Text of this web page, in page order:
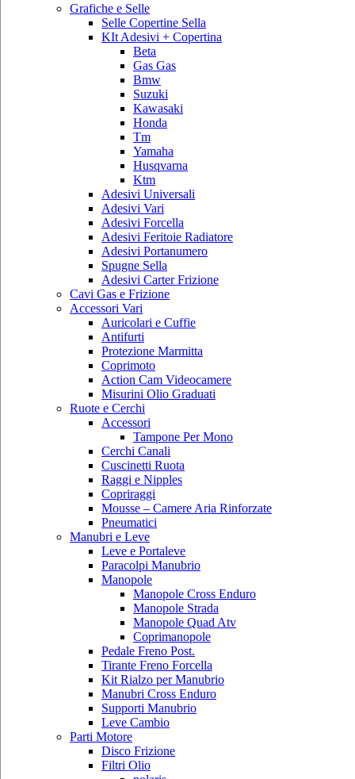
Grafiche e Selle
Selle Copertine Sella
KIt Adesivi + Copertina
Beta
Gas Gas
Bmw
Suzuki
Kawasaki
Honda
Tm
Yamaha
Husqvarna
Ktm
Adesivi Universali
Adesivi Vari
Adesivi Forcella
Adesivi Feritoie Radiatore
Adesivi Portanumero
Spugne Sella
Adesivi Carter Frizione
Cavi Gas e Frizione
Accessori Vari
Auricolari e Cuffie
Antifurti
Protezione Marmitta
Coprimoto
Action Cam Videocamere
Misurini Olio Graduati
Ruote e Cerchi
Accessori
Tampone Per Mono
Cerchi Canali
Cuscinetti Ruota
Raggi e Nipples
Copriraggi
Mousse – Camere Aria Rinforzate
Pneumatici
Manubri e Leve
Leve e Portaleve
Paracolpi Manubrio
Manopole
Manopole Cross Enduro
Manopole Strada
Manopole Quad Atv
Coprimanopole
Pedale Freno Post.
Tirante Freno Forcella
Kit Rialzo per Manubrio
Manubri Cross Enduro
Supporti Manubrio
Leve Cambio
Parti Motore
Disco Frizione
Filtri Olio